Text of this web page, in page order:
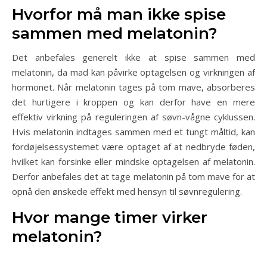
Hvorfor må man ikke spise
sammen med melatonin?
Det anbefales generelt ikke at spise sammen med
melatonin, da mad kan påvirke optagelsen og virkningen af
hormonet. Når melatonin tages på tom mave, absorberes
det hurtigere i kroppen og kan derfor have en mere
effektiv virkning på reguleringen af søvn-vågne cyklussen.
Hvis melatonin indtages sammen med et tungt måltid, kan
fordøjelsessystemet være optaget af at nedbryde føden,
hvilket kan forsinke eller mindske optagelsen af melatonin.
Derfor anbefales det at tage melatonin på tom mave for at
opnå den ønskede effekt med hensyn til søvnregulering.
Hvor mange timer virker
melatonin?